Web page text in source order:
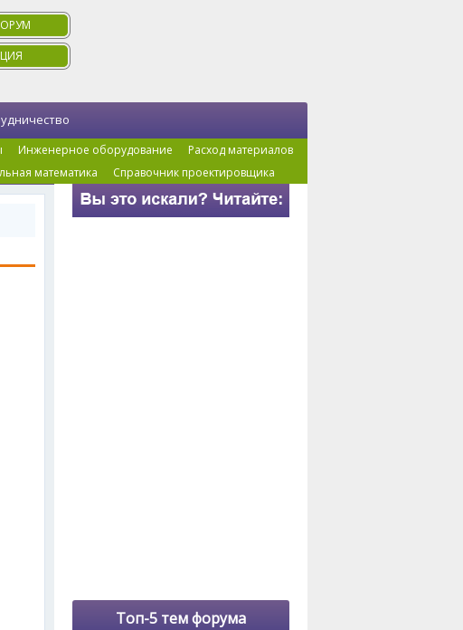
Инженерное оборудование
Расход материалов
математика Справочник проектировщика
Топ-5 тем форума